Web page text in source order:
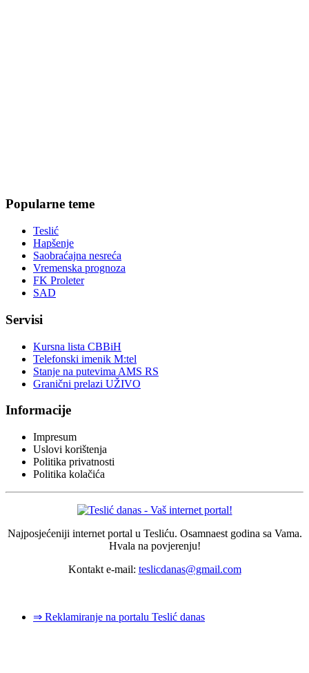
Popularne teme
Teslić
Hapšenje
Saobraćajna nesreća
Vremenska prognoza
FK Proleter
SAD
Servisi
Kursna lista CBBiH
Telefonski imenik M:tel
Stanje na putevima AMS RS
Granični prelazi UŽIVO
Informacije
Impresum
Uslovi korištenja
Politika privatnosti
Politika kolačića
Najposjećeniji internet portal u Tesliću. Osamnaest godina sa Vama.
Hvala na povjerenju!
Kontakt e-mail: teslicdanas@gmail.com
⇒ Reklamiranje na portalu Teslić danas